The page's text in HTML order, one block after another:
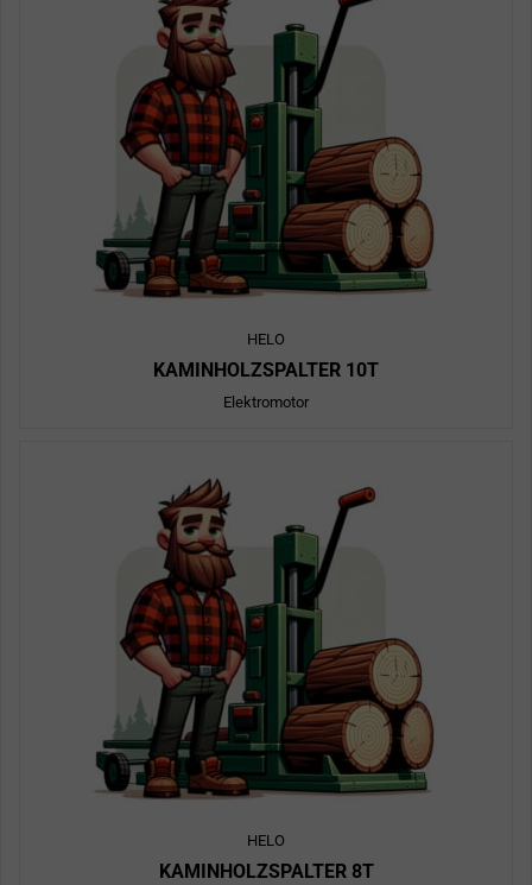
HELO
KAMINHOLZSPALTER 10T
Elektromotor
HELO
KAMINHOLZSPALTER 8T